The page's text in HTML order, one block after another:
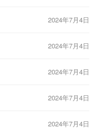
2024年7月4日
2024年7月4日
2024年7月4日
2024年7月4日
2024年7月4日